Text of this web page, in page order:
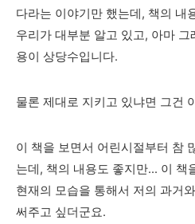
다라는 이야기만 했는데, 책의 내
우리가 대부분 알고 있고, 아마
용이 상당수입니다.
물론 제대로 지키고 있냐면 그건
이 책을 보면서 어린시절부터 참
는데, 책의 내용도 좋지만... 이 책
현재의 모습을 통해서 저의 과거
써주고 싶더군요.